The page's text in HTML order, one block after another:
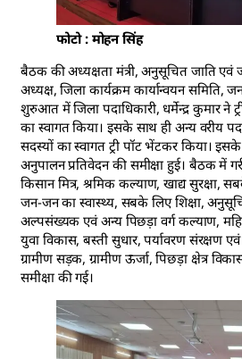
फोटो : मोहन सिंह
बैठक की अध्यक्षता मंत्री, अनुसूचित जाति
अध्यक्ष, जिला कार्यक्रम कार्यान्वयन
शुरुआत में जिला पदाधिकारी, धर्मेन्द्र कुमार ने
का स्वागत किया। इसके साथ ही अन्य वरीय
सदस्यों का स्वागत ट्री पॉट भेंटकर किया।
अनुपालन प्रतिवेदन की समीक्षा हुई। बैठक में
किसान मित्र, श्रमिक कल्याण, खाद्य
जन-जन का स्वास्थ्य, सबके लिए शिक्षा,
अल्पसंख्यक एवं अन्य पिछड़ा वर्ग कल्याण,
युवा विकास, बस्ती सुधार, पर्यावरण संरक्षण
ग्रामीण सड़क, ग्रामीण ऊर्जा, पिछड़ा क्षेत्र
समीक्षा की गई।